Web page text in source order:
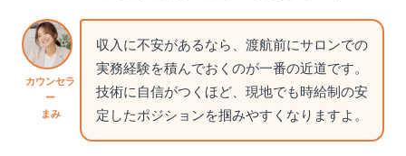
カウンセラ
ー
まみ
収入に不安があるなら、渡航前にサロンでの
実務経験を積んでおくのが一番の近道です。
技術に自信がつくほど、現地でも時給制の安
定したポジションを掴みやすくなりますよ。